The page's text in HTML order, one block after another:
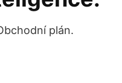
plán.